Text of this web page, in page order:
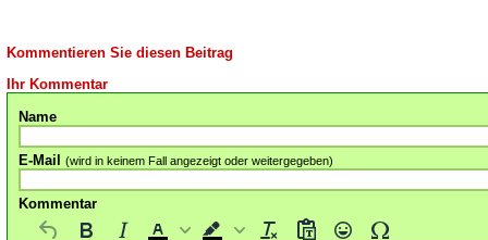
Kommentieren Sie diesen Beitrag
Ihr Kommentar
Name
E-Mail (wird in keinem Fall angezeigt oder weitergegeben)
Kommentar